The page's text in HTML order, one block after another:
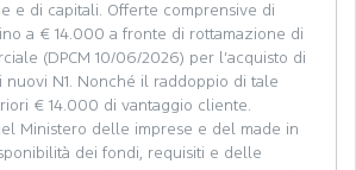
e di capitali. Offerte comprensive di
a € 14.000 a fronte di rottamazione di
(DPCM 10/06/2026) per l’acquisto di
nuovi N1. Nonché il raddoppio di tale
€ 14.000 di vantaggio cliente.
Ministero delle imprese e del made in
dei fondi, requisiti e delle